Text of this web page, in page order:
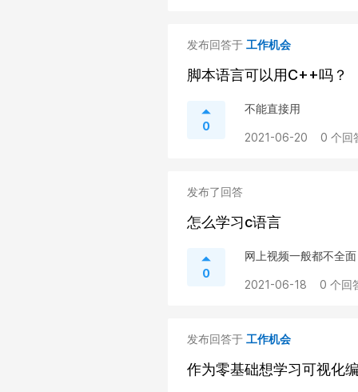
发布回答于 工作机会
脚本语言可以用C++吗？
0
不能直接用
2021-06-20 0 个回
发布了回答
怎么学习c语言
0
网上视频一般都不全
2021-06-18 0 个回
发布回答于 工作机会
作为零基础想学习可视化